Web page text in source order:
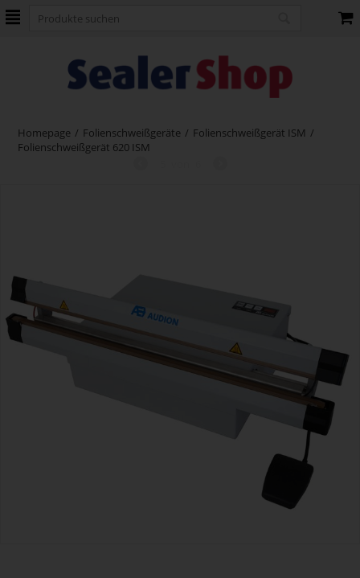
Homepage / Folienschweißgeräte / Folienschweißgerät ISM /
Folienschweißgerät 620 ISM